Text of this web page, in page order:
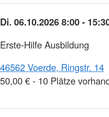
Di. 06.10.2026 8:00 -
Erste-Hilfe Ausbildung
46562 Voerde, Ringstr. 14
50,00 € - 10 Plätze